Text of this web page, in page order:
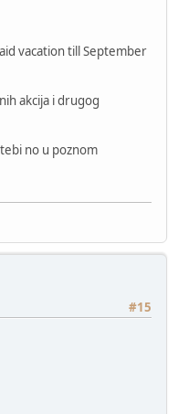
vacation till September
akcija i drugog
no u poznom
#15